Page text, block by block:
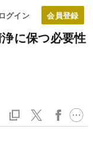
ログイン
に保つ必要性